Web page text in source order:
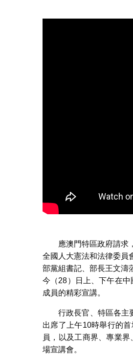
應澳門特區政府請求
全國人大憲法和法律委員
部黨組書記、部長王文濤
今（28）日上、下午在
成員的精彩宣講。
行政長官、特區各主
出席了上午10時舉行的
員，以及工商界、專業
場宣講會。